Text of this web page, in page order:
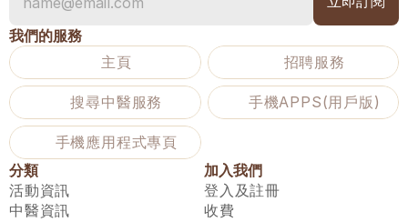
我們的服務
主頁
招聘服務
搜尋中醫服務 手機APPS(用戶版)
手機應用程式專頁
分類
活動資訊
中醫資訊
加入我們
登入及註冊
收費